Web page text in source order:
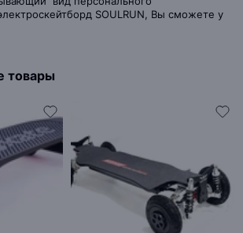
SOULRUN, Вы сможете у
товары